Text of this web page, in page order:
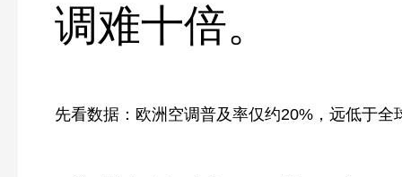
调难十倍。
先看数据：欧洲空调普及率仅约20%，远低于